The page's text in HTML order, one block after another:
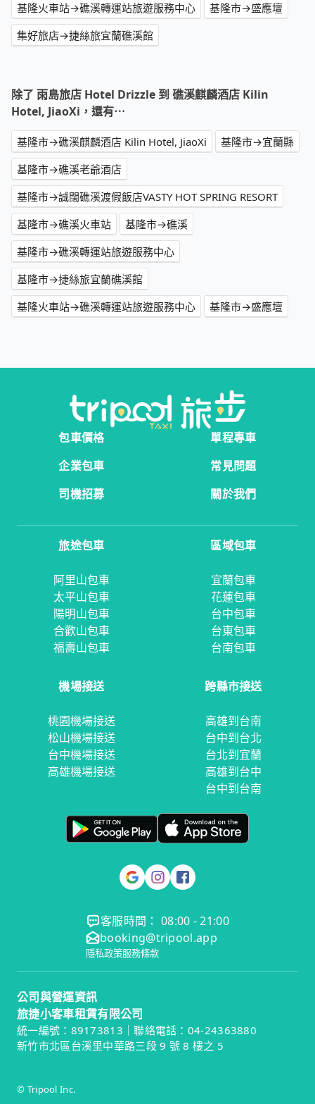
基隆火車站→礁溪轉運站旅遊服務中心
基隆市→盛應壇
集好旅店→捷絲旅宜蘭礁溪館
除了 雨島旅店 Hotel Drizzle 到 礁溪麒麟酒店 Kilin
Hotel, JiaoXi，還有⋯
基隆市→礁溪麒麟酒店 Kilin Hotel, JiaoXi
基隆市→宜蘭縣
基隆市→礁溪老爺酒店
基隆市→誠闊礁溪渡假飯店VASTY HOT SPRING RESORT
基隆市→礁溪火車站
基隆市→礁溪
基隆市→礁溪轉運站旅遊服務中心
基隆市→捷絲旅宜蘭礁溪館
基隆火車站→礁溪轉運站旅遊服務中心
基隆市→盛應壇
包車價格
單程專車
企業包車
常見問題
司機招募
關於我們
旅途包車
阿里山包車
太平山包車
陽明山包車
合歡山包車
福壽山包車
區域包車
宜蘭包車
花蓮包車
台中包車
台東包車
台南包車
機場接送
桃園機場接送
松山機場接送
台中機場接送
高雄機場接送
跨縣市接送
高雄到台南
台中到台北
台北到宜蘭
高雄到台中
台中到台南
客服時間： 08:00 - 21:00
booking@tripool.app
隱私政策服務條款
公司與營運資訊
旅捷小客車租賃有限公司
統一編號：89173813｜聯絡電話：04-24363880
新竹市北區台溪里中華路三段 9 號 8 樓之 5
© Tripool Inc.